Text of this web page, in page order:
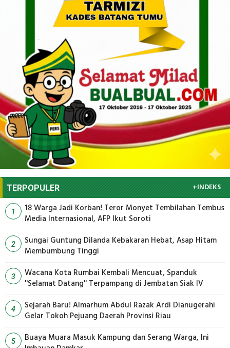
TERPOPULER +INDEKS
1
18 Warga Jadi Korban! Teror Monyet Tembilahan Tembus
Media Internasional, AFP Ikut Soroti
2
Sungai Guntung Dilanda Kebakaran Hebat, Asap Hitam
Membumbung Tinggi
3
Wacana Kota Rumbai Kembali Mencuat, Spanduk
''Selamat Datang'' Terpampang di Jembatan Siak IV
4
Sejarah Baru! Almarhum Abdul Razak Ardi Dianugerahi
Gelar Tokoh Pejuang Daerah Provinsi Riau
5
Buaya Muara Masuk Kampung dan Serang Warga, Ini